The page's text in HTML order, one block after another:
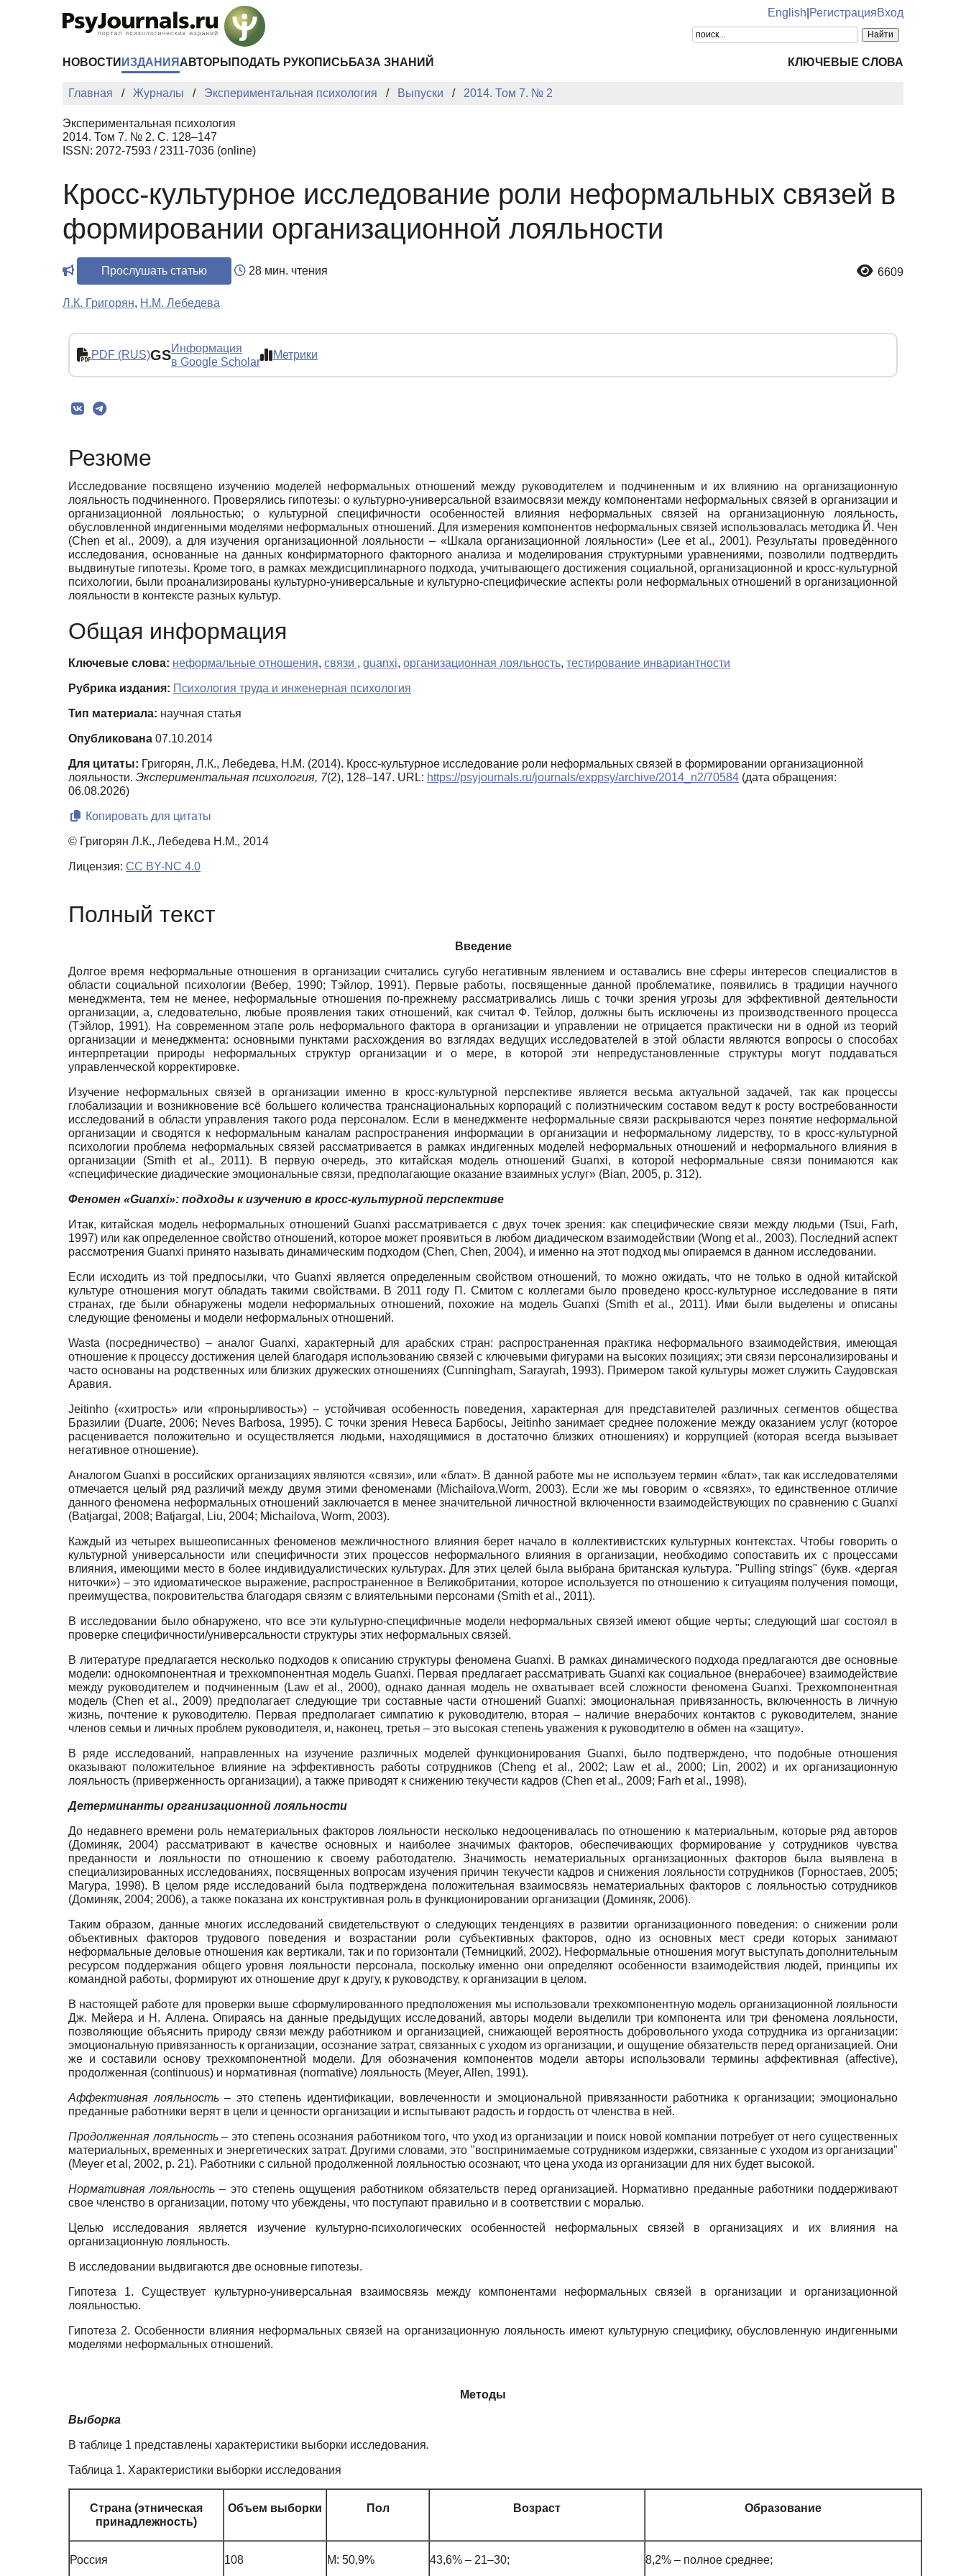
English РегистрацияВход
НОВОСТИ ИЗДАНИЯ АВТОРЫ ПОДАТЬ РУКОПИСЬ БАЗА ЗНАНИЙ КЛЮЧЕВЫЕ СЛОВА
Главная Журналы Экспериментальная психология Выпуски 2014. Том 7. № 2
Экспериментальная психология
2014. Том 7. № 2. С. 128–147
ISSN: 2072-7593 / 2311-7036 (online)
Кросс-культурное исследование роли неформальных связей в
формировании организационной лояльности
Прослушать статью 28 мин. чтения 6609
Л.К. Григорян, Н.М. Лебедева
PDF (RUS)GSИнформация
в Google Scholar
Метрики
Резюме
Исследование посвящено изучению моделей неформальных отношений между руководителем и подчиненным и их влиянию на организационную
лояльность подчиненного. Проверялись гипотезы: о культурно-универсальной взаимосвязи между компонентами неформальных связей в организации и
организационной лояльностью; о культурной специфичности особенностей влияния неформальных связей на организационную лояльность,
обусловленной индигенными моделями неформальных отношений. Для измерения компонентов неформальных связей использовалась методика Й. Чен
(Chen et al., 2009), а для изучения организационной лояльности – «Шкала организационной лояльности» (Lee et al., 2001). Результаты проведённого
исследования, основанные на данных конфирматорного факторного анализа и моделирования структурными уравнениями, позволили подтвердить
выдвинутые гипотезы. Кроме того, в рамках междисциплинарного подхода, учитывающего достижения социальной, организационной и кросс-культурной
психологии, были проанализированы культурно-универсальные и культурно-специфические аспекты роли неформальных отношений в организационной
лояльности в контексте разных культур.
Общая информация
Ключевые слова: неформальные отношения, связи , guanxi, организационная лояльность, тестирование инвариантности
Рубрика издания: Психология труда и инженерная психология
Тип материала: научная статья
Опубликована 07.10.2014
Для цитаты: Григорян, Л.К., Лебедева, Н.М. (2014). Кросс-культурное исследование роли неформальных связей в формировании организационной
лояльности. Экспериментальная психология, 7(2), 128–147. URL: https://psyjournals.ru/journals/exppsy/archive/2014_n2/70584 (дата обращения:
06.08.2026)
Копировать для цитаты
© Григорян Л.К., Лебедева Н.М., 2014
Лицензия: CC BY-NC 4.0
Полный текст
Введение
Долгое время неформальные отношения в организации считались сугубо негативным явлением и оставались вне сферы интересов специалистов в
области социальной психологии (Вебер, 1990; Тэйлор, 1991). Первые работы, посвященные данной проблематике, появились в традиции научного
менеджмента, тем не менее, неформальные отношения по-прежнему рассматривались лишь с точки зрения угрозы для эффективной деятельности
организации, а, следовательно, любые проявления таких отношений, как считал Ф. Тейлор, должны быть исключены из производственного процесса
(Тэйлор, 1991). На современном этапе роль неформального фактора в организации и управлении не отрицается практически ни в одной из теорий
организации и менеджмента: основными пунктами расхождения во взглядах ведущих исследователей в этой области являются вопросы о способах
интерпретации природы неформальных структур организации и о мере, в которой эти непредустановленные структуры могут поддаваться
управленческой корректировке.
Изучение неформальных связей в организации именно в кросс-культурной перспективе является весьма актуальной задачей, так как процессы
глобализации и возникновение всё большего количества транснациональных корпораций с полиэтническим составом ведут к росту востребованности
исследований в области управления такого рода персоналом. Если в менеджменте неформальные связи раскрываются через понятие неформальной
организации и сводятся к неформальным каналам распространения информации в организации и неформальному лидерству, то в кросс-культурной
психологии проблема неформальных связей рассматривается в рамках индигенных моделей неформальных отношений и неформального влияния в
организации (Smith et al., 2011). В первую очередь, это китайская модель отношений Guanxi, в которой неформальные связи понимаются как
«специфические диадические эмоциональные связи, предполагающие оказание взаимных услуг» (Bian, 2005, p. 312).
Феномен «Guanxi»: подходы к изучению в кросс-культурной перспективе
Итак, китайская модель неформальных отношений Guanxi рассматривается с двух точек зрения: как специфические связи между людьми (Tsui, Farh,
1997) или как определенное свойство отношений, которое может проявиться в любом диадическом взаимодействии (Wong et al., 2003). Последний аспект
рассмотрения Guanxi принято называть динамическим подходом (Chen, Chen, 2004), и именно на этот подход мы опираемся в данном исследовании.
Если исходить из той предпосылки, что Guanxi является определенным свойством отношений, то можно ожидать, что не только в одной китайской
культуре отношения могут обладать такими свойствами. В 2011 году П. Смитом с коллегами было проведено кросс-культурное исследование в пяти
странах, где были обнаружены модели неформальных отношений, похожие на модель Guanxi (Smith et al., 2011). Ими были выделены и описаны
следующие феномены и модели неформальных отношений.
Wasta (посредничество) – аналог Guanxi, характерный для арабских стран: распространенная практика неформального взаимодействия, имеющая
отношение к процессу достижения целей благодаря использованию связей с ключевыми фигурами на высоких позициях; эти связи персонализированы и
часто основаны на родственных или близких дружеских отношениях (Cunningham, Sarayrah, 1993). Примером такой культуры может служить Саудовская
Аравия.
Jeitinho («хитрость» или «пронырливость») – устойчивая особенность поведения, характерная для представителей различных сегментов общества
Бразилии (Duarte, 2006; Neves Barbosa, 1995). С точки зрения Невеса Барбосы, Jeitinho занимает среднее положение между оказанием услуг (которое
расценивается положительно и осуществляется людьми, находящимися в достаточно близких отношениях) и коррупцией (которая всегда вызывает
негативное отношение).
Аналогом Guanxi в российских организациях являются «связи», или «блат». В данной работе мы не используем термин «блат», так как исследователями
отмечается целый ряд различий между двумя этими феноменами (Michailova,Worm, 2003). Если же мы говорим о «связях», то единственное отличие
данного феномена неформальных отношений заключается в менее значительной личностной включенности взаимодействующих по сравнению с Guanxi
(Batjargal, 2008; Batjargal, Liu, 2004; Michailova, Worm, 2003).
Каждый из четырех вышеописанных феноменов межличностного влияния берет начало в коллективистских культурных контекстах. Чтобы говорить о
культурной универсальности или специфичности этих процессов неформального влияния в организации, необходимо сопоставить их с процессами
влияния, имеющими место в более индивидуалистических культурах. Для этих целей была выбрана британская культура. "Pulling strings" (букв. «дергая
ниточки») – это идиоматическое выражение, распространенное в Великобритании, которое используется по отношению к ситуациям получения помощи,
преимущества, покровительства благодаря связям с влиятельными персонами (Smith et al., 2011).
В исследовании было обнаружено, что все эти культурно-специфичные модели неформальных связей имеют общие черты; следующий шаг состоял в
проверке специфичности/универсальности структуры этих неформальных связей.
В литературе предлагается несколько подходов к описанию структуры феномена Guanxi. В рамках динамического подхода предлагаются две основные
модели: однокомпонентная и трехкомпонентная модель Guanxi. Первая предлагает рассматривать Guanxi как социальное (внерабочее) взаимодействие
между руководителем и подчиненным (Law et al., 2000), однако данная модель не охватывает всей сложности феномена Guanxi. Трехкомпонентная
модель (Chen et al., 2009) предполагает следующие три составные части отношений Guanxi: эмоциональная привязанность, включенность в личную
жизнь, почтение к руководителю. Первая предполагает симпатию к руководителю, вторая – наличие внерабочих контактов с руководителем, знание
членов семьи и личных проблем руководителя, и, наконец, третья – это высокая степень уважения к руководителю в обмен на «защиту».
В ряде исследований, направленных на изучение различных моделей функционирования Guanxi, было подтверждено, что подобные отношения
оказывают положительное влияние на эффективность работы сотрудников (Cheng et al., 2002; Law et al., 2000; Lin, 2002) и их организационную
лояльность (приверженность организации), а также приводят к снижению текучести кадров (Chen et al., 2009; Farh et al., 1998).
Детерминанты организационной лояльности
До недавнего времени роль нематериальных факторов лояльности несколько недооценивалась по отношению к материальным, которые ряд авторов
(Доминяк, 2004) рассматривают в качестве основных и наиболее значимых факторов, обеспечивающих формирование у сотрудников чувства
преданности и лояльности по отношению к своему работодателю. Значимость нематериальных организационных факторов была выявлена в
специализированных исследованиях, посвященных вопросам изучения причин текучести кадров и снижения лояльности сотрудников (Горностаев, 2005;
Магура, 1998). В целом ряде исследований была подтверждена положительная взаимосвязь нематериальных факторов с лояльностью сотрудников
(Доминяк, 2004; 2006), а также показана их конструктивная роль в функционировании организации (Доминяк, 2006).
Таким образом, данные многих исследований свидетельствуют о следующих тенденциях в развитии организационного поведения: о снижении роли
объективных факторов трудового поведения и возрастании роли субъективных факторов, одно из основных мест среди которых занимают
неформальные деловые отношения как вертикали, так и по горизонтали (Темницкий, 2002). Неформальные отношения могут выступать дополнительным
ресурсом поддержания общего уровня лояльности персонала, поскольку именно они определяют особенности взаимодействия людей, принципы их
командной работы, формируют их отношение друг к другу, к руководству, к организации в целом.
В настоящей работе для проверки выше сформулированного предположения мы использовали трехкомпонентную модель организационной лояльности
Дж. Мейера и Н. Аллена. Опираясь на данные предыдущих исследований, авторы модели выделили три компонента или три феномена лояльности,
позволяющие объяснить природу связи между работником и организацией, снижающей вероятность добровольного ухода сотрудника из организации:
эмоциональную привязанность к организации, осознание затрат, связанных с уходом из организации, и ощущение обязательств перед организацией. Они
же и составили основу трехкомпонентной модели. Для обозначения компонентов модели авторы использовали термины аффективная (affective),
продолженная (continuous) и нормативная (normative) лояльность (Meyer, Allen, 1991).
Аффективная лояльность – это степень идентификации, вовлеченности и эмоциональной привязанности работника к организации; эмоционально
преданные работники верят в цели и ценности организации и испытывают радость и гордость от членства в ней.
Продолженная лояльность – это степень осознания работником того, что уход из организации и поиск новой компании потребует от него существенных
материальных, временных и энергетических затрат. Другими словами, это "воспринимаемые сотрудником издержки, связанные с уходом из организации"
(Meyer et al, 2002, p. 21). Работники с сильной продолженной лояльностью осознают, что цена ухода из организации для них будет высокой.
Нормативная лояльность – это степень ощущения работником обязательств перед организацией. Нормативно преданные работники поддерживают
свое членство в организации, потому что убеждены, что поступают правильно и в соответствии с моралью.
Целью исследования является изучение культурно-психологических особенностей неформальных связей в организациях и их влияния на
организационную лояльность.
В исследовании выдвигаются две основные гипотезы.
Гипотеза 1. Существует культурно-универсальная взаимосвязь между компонентами неформальных связей в организации и организационной
лояльностью.
Гипотеза 2. Особенности влияния неформальных связей на организационную лояльность имеют культурную специфику, обусловленную индигенными
моделями неформальных отношений.
Методы
Выборка
В таблице 1 представлены характеристики выборки исследования.
Таблица 1. Характеристики выборки исследования
Страна (этническая
принадлежность)
Объем выборки Пол Возраст Образование
Россия 108 М: 50,9% 43,6% – 21–30; 8,2% – полное среднее;